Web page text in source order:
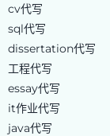
cv代写
sql代写
dissertation代写
工程代写
essay代写
it作业代写
java代写